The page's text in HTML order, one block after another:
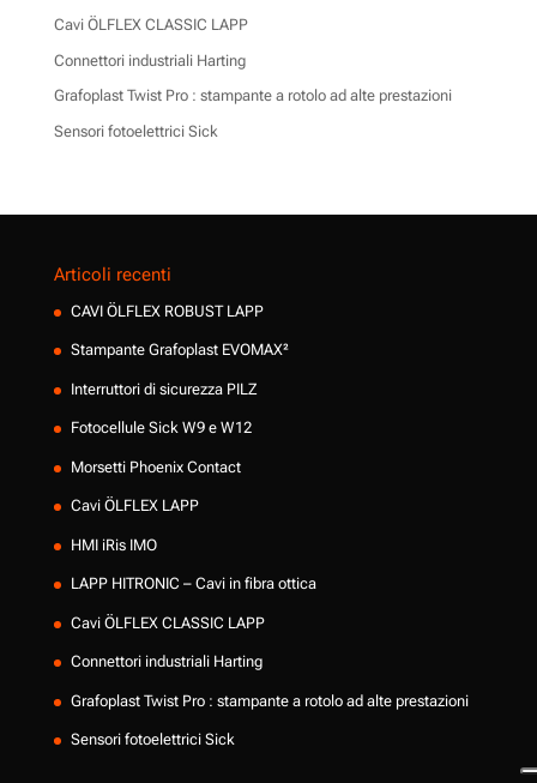
Cavi ÖLFLEX CLASSIC LAPP
Connettori industriali Harting
Grafoplast Twist Pro : stampante a rotolo ad alte prestazioni
Sensori fotoelettrici Sick
Articoli recenti
CAVI ÖLFLEX ROBUST LAPP
Stampante Grafoplast EVOMAX²
Interruttori di sicurezza PILZ
Fotocellule Sick W9 e W12
Morsetti Phoenix Contact
Cavi ÖLFLEX LAPP
HMI iRis IMO
LAPP HITRONIC – Cavi in fibra ottica
Cavi ÖLFLEX CLASSIC LAPP
Connettori industriali Harting
Grafoplast Twist Pro : stampante a rotolo ad alte prestazioni
Sensori fotoelettrici Sick